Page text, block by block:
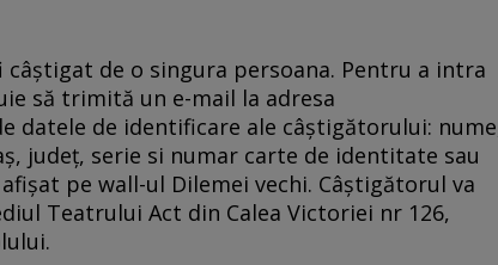
de o singura persoana. Pentru a intra
să trimită un e-mail la adresa
datele de identificare ale câştigătorului:
judeţ, serie si numar carte de identitate sau
pe wall-ul Dilemei vechi. Câştigătorul va
Teatrului Act din Calea Victoriei nr 126,